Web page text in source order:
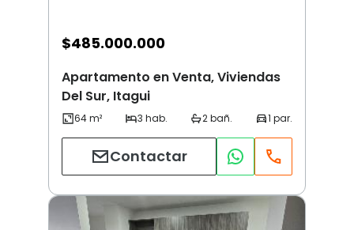
$485.000.000
Apartamento en Venta, Viviendas
Del Sur, Itagui
Contactar